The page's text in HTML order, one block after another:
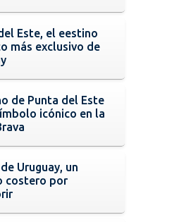
Este, el eestino
más exclusivo de
de Punta del Este
icónico en la
Uruguay, un
costero por